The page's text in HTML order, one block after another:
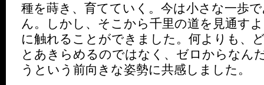
種を蒔き、育てていく。今は小さな一歩
ん。しかし、そこから千里の道を見通す
に触れることができました。何よりも、
とあきらめるのではなく、ゼロからなん
うという前向きな姿勢に共感しました。